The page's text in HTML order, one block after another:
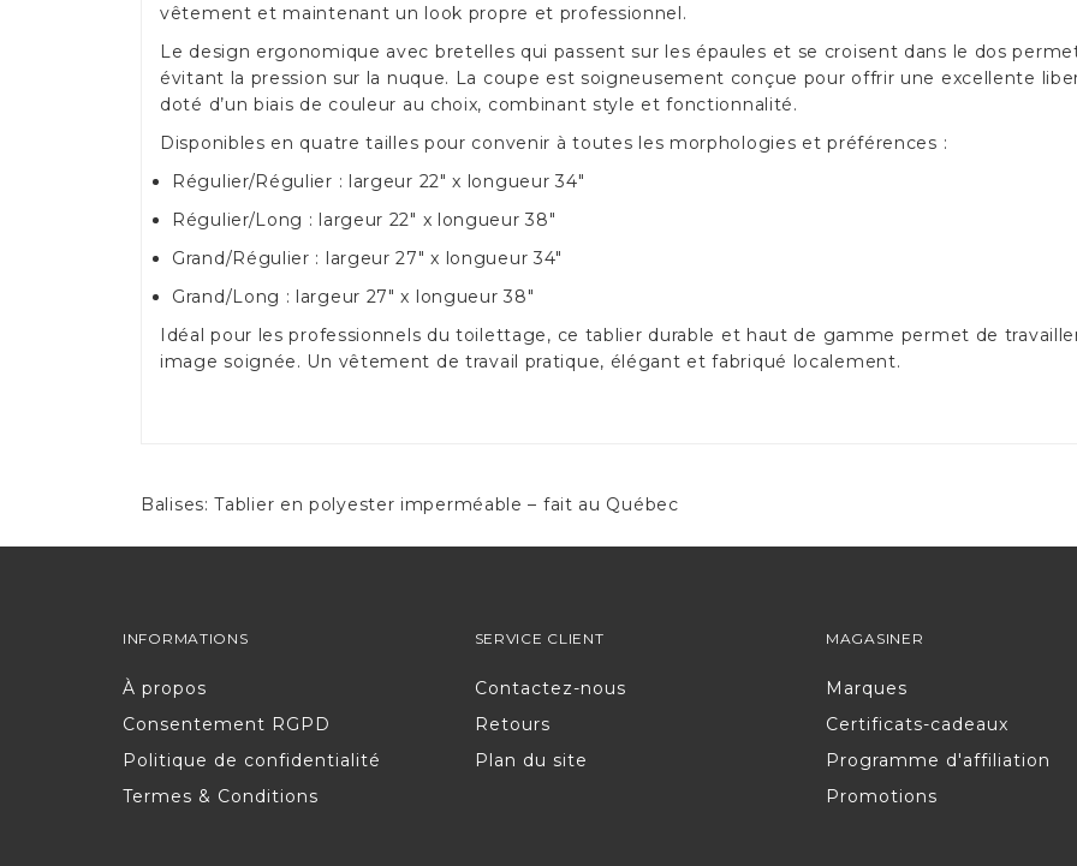
vêtement et maintenant un look propre et professionnel.
Le design ergonomique avec bretelles qui passent sur les épaules et se croisent dans le dos
évitant la pression sur la nuque. La coupe est soigneusement conçue pour offrir une excellente
doté d’un biais de couleur au choix, combinant style et fonctionnalité.
Disponibles en quatre tailles pour convenir à toutes les morphologies et préférences :
Régulier/Régulier : largeur 22" x longueur 34"
Régulier/Long : largeur 22" x longueur 38"
Grand/Régulier : largeur 27" x longueur 34"
Grand/Long : largeur 27" x longueur 38"
Idéal pour les professionnels du toilettage, ce tablier durable et haut de gamme permet de
image soignée. Un vêtement de travail pratique, élégant et fabriqué localement.
Balises:Tablier en polyester imperméable – fait au Québec
INFORMATIONS
À propos
Consentement RGPD
Politique de confidentialité
Termes & Conditions
SERVICE CLIENT
Contactez-nous
Retours
Plan du site
MAGASINER
Marques
Certificats-cadeaux
Programme d'affiliation
Promotions